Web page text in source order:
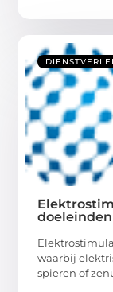
waarbij
spieren of